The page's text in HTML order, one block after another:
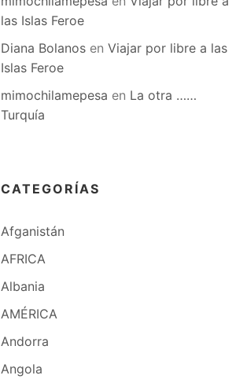
las Islas Feroe
Diana Bolanos en Viajar por libre a las
Islas Feroe
mimochilamepesa en La otra ……
Turquía
CATEGORÍAS
Afganistán
AFRICA
Albania
AMÉRICA
Andorra
Angola